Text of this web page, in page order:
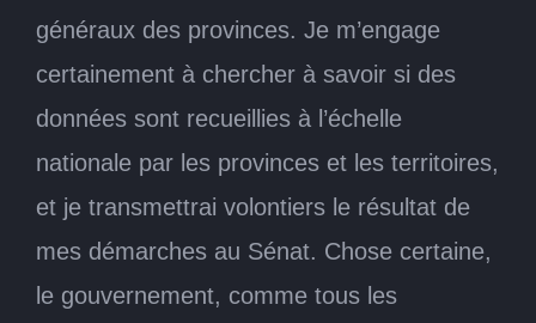
généraux des provinces. Je m’engage
certainement à chercher à savoir si des
données sont recueillies à l’échelle
nationale par les provinces et les territoires,
et je transmettrai volontiers le résultat de
mes démarches au Sénat. Chose certaine,
le gouvernement, comme tous les